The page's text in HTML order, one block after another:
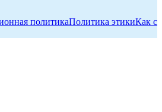
политикаПолитика этикиКак с